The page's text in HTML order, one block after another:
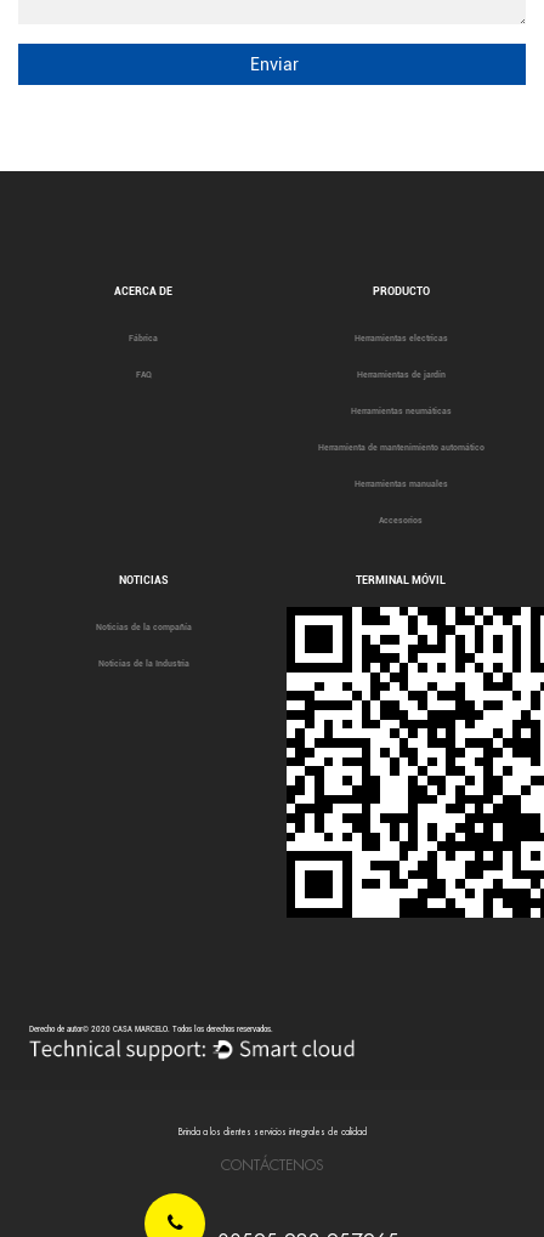
Enviar
ACERCA DE
Fábrica
FAQ
PRODUCTO
Herramientas electricas
Herramientas de jardín
Herramientas neumáticas
Herramienta de mantenimiento automático
Herramientas manuales
Accesorios
NOTICIAS
Noticias de la compañía
Noticias de la Industria
TERMINAL MÓVIL
Derecho de autor© 2020 CASA MARCELO. Todos los derechos reservados.
Brinda a los clientes servicios integrales de calidad
CONTÁCTENOS